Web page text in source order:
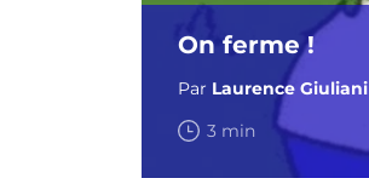
On ferme !
Par Laurence Giuliani
3 min